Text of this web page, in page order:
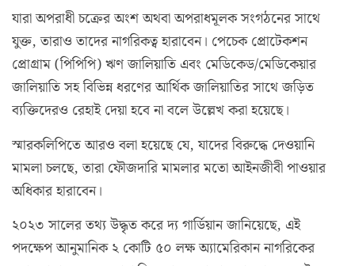
যারা অপরাধী চক্রের অংশ অথবা অপরাধমূলক সংগঠনের সাথে
যুক্ত, তারাও তাদের নাগরিকত্ব হারাবেন। পেচেক প্রোটেকশন
প্রোগ্রাম (পিপিপি) ঋণ জালিয়াতি এবং মেডিকেড/মেডিকেয়ার
জালিয়াতি সহ বিভিন্ন ধরণের আর্থিক জালিয়াতির সাথে জড়িত
ব্যক্তিদেরও রেহাই দেয়া হবে না বলে উল্লেখ করা হয়েছে।
স্মারকলিপিতে আরও বলা হয়েছে যে, যাদের বিরুদ্ধে দেওয়ানি
মামলা চলছে, তারা ফৌজদারি মামলার মতো আইনজীবী পাওয়ার
অধিকার হারাবেন।
২০২৩ সালের তথ্য উদ্ধৃত করে দ্য গার্ডিয়ান জানিয়েছে, এই
পদক্ষেপ আনুমানিক ২ কোটি ৫০ লক্ষ অ্যামেরিকান নাগরিকের